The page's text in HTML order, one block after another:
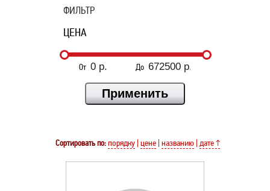
ФИЛЬТР
ЦЕНА
От До
Сортировать по: порядку цене названию дате ↑